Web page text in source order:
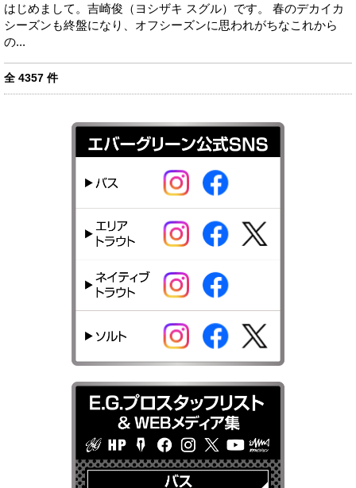
はじめまして。吉崎俊（ヨシザキ スグル）です。 春のデカイカ
シーズンも終盤になり、オフシーズンに思われがちなこれから
の...
全 4357 件